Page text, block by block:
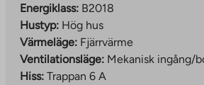
Energiklass: B2018
Hustyp: Hög hus
Värmeläge: Fjärrvärme
Ventilationsläge: Mekanisk ingång/
Hiss: Trappan 6 A